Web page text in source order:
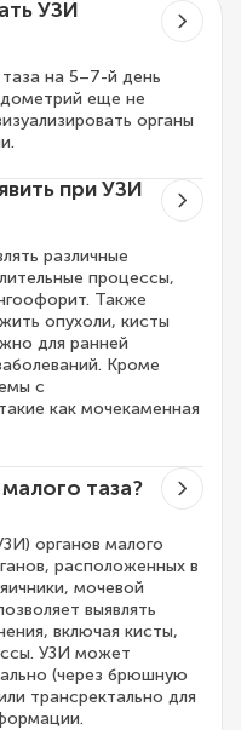
УЗИ
на 5–7-й день
еще не
органы
при УЗИ
различные
процессы,
Также
опухоли, кисты
для ранней
Кроме
с
как мочекаменная
таза?
органов малого
расположенных в
мочевой
выявлять
включая кисты,
УЗИ может
(через брюшную
трансректально для